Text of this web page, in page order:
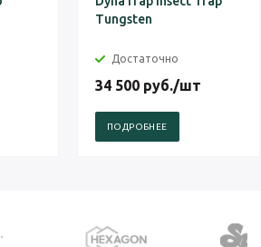
Tungsten
Достаточно
34 500 руб./шт
ПОДРОБНЕЕ